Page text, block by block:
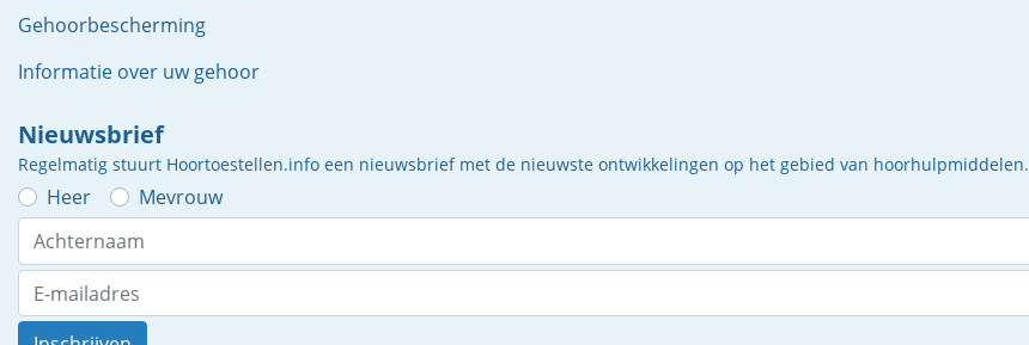
Gehoorbescherming
Informatie over uw gehoor
Nieuwsbrief
Regelmatig stuurt Hoortoestellen.info een nieuwsbrief met de nieuwste ontwikkelingen op het gebied van hoorhulpmiddelen.
Heer Mevrouw